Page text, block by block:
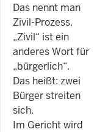
Das nennt man
Zivil-Prozess.
„Zivil“ ist ein
anderes Wort für
„bürgerlich“.
Das heißt: zwei
Bürger streiten
sich.
Im Gericht wird